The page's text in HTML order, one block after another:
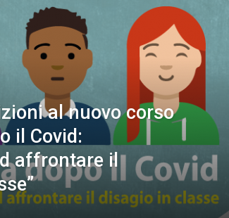
al nuovo corso
il Covid:
affrontare il